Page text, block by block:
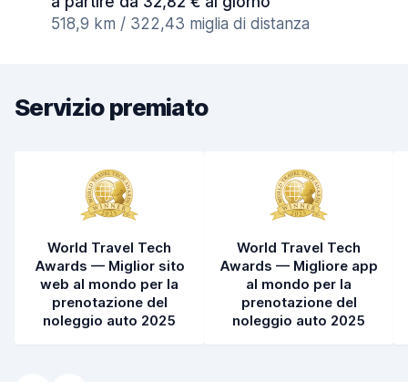
518,9 km / 322,43 miglia di distanza
Servizio premiato
World Travel Tech
Awards — Miglior sito
web al mondo per la
prenotazione del
noleggio auto 2025
World Travel Tech
Awards — Migliore app
al mondo per la
prenotazione del
noleggio auto 2025